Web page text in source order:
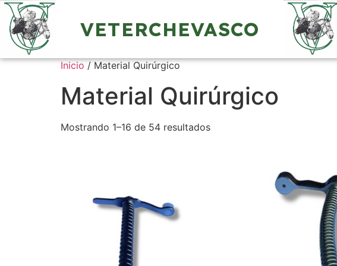
VETERCHEVASCO
Inicio/ Material Quirúrgico
Material Quirúrgico
Mostrando 1–16 de 54 resultados